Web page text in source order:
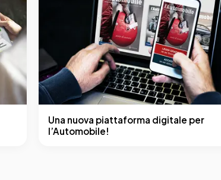
Una nuova piattaforma digitale per
l’Automobile!